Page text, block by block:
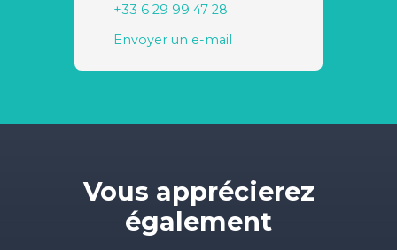
+33 6 29 99 47 28
Envoyer un e-mail
Vous apprécierez
également